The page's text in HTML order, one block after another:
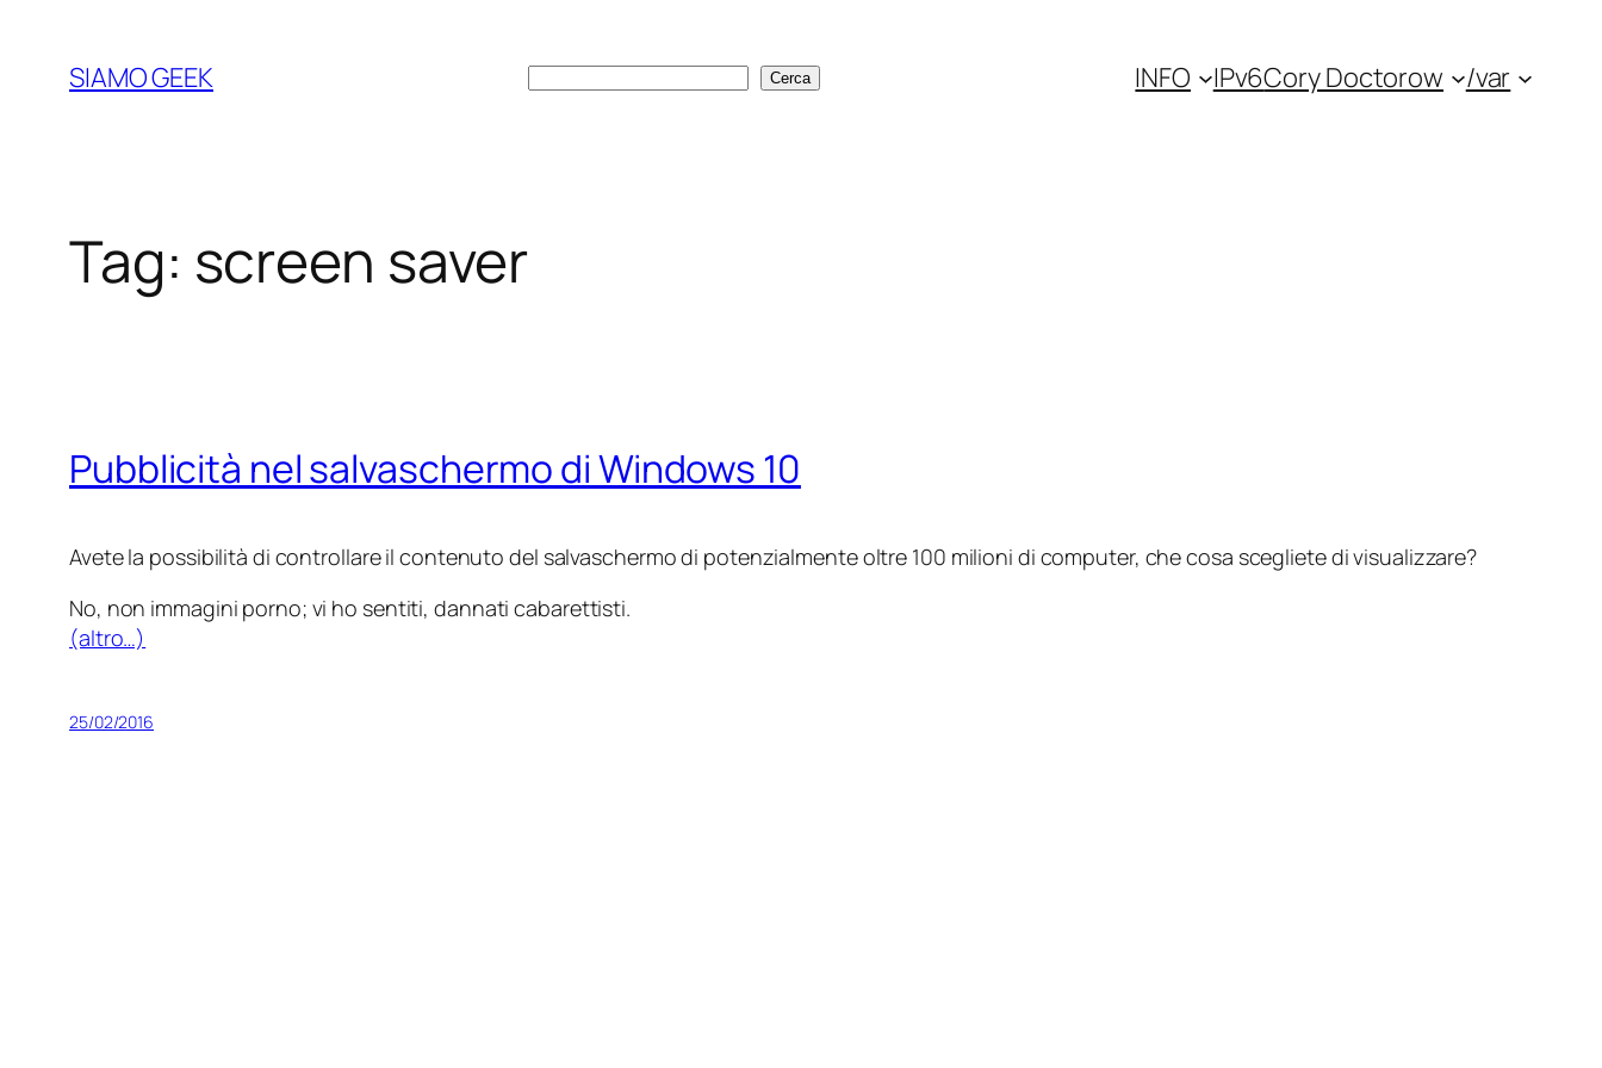
contenuto
SIAMO GEEK Cerca Cerca INFO IPv6Cory Doctorow /var
Tag: screen saver
Pubblicità nel salvaschermo di Windows 10
Avete la possibilità di controllare il contenuto del salvaschermo di potenzialmente oltre 100 milioni di computer, che cosa scegliete di visualizzare?
No, non immagini porno; vi ho sentiti, dannati cabarettisti.
(altro…)
25/02/2016